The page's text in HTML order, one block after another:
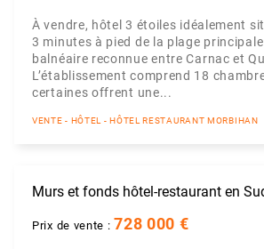
À vendre, hôtel 3 étoiles idéalement
3 minutes à pied de la plage
balnéaire reconnue entre Carnac et
L’établissement comprend 18
certaines offrent une...
VENTE - HÔTEL - HÔTEL RESTAURANT MORBIHAN
Murs et fonds hôtel-restaurant en
Prix de vente : 728 000 €